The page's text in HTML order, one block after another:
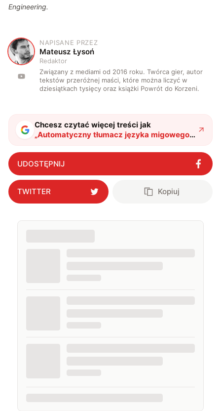
Engineering.
M
NAPISANE PRZEZ
Mateusz Łysoń
Redaktor
Związany z mediami od 2016 roku. Twórca gier, autor
tekstów przeróżnej maści, które można liczyć w
dziesiątkach tysięcy oraz książki Powrót do Korzeni.
Chcesz czytać więcej treści jak
„Automatyczny tłumacz języka migowego
na angielski. Studentka opracowała
wyjątkowy system sztucznej inteligencji"?
UDOSTĘPNIJ
TWITTER Kopiuj